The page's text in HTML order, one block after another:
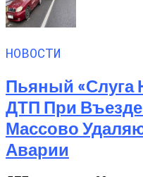
НОВОСТИ
Пьяный «слуга
ДТП При
Массово
Аварии